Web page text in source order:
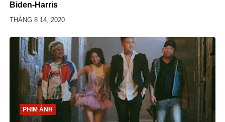
Biden-Harris
THÁNG 8 14, 2020
PHIM ẢNH